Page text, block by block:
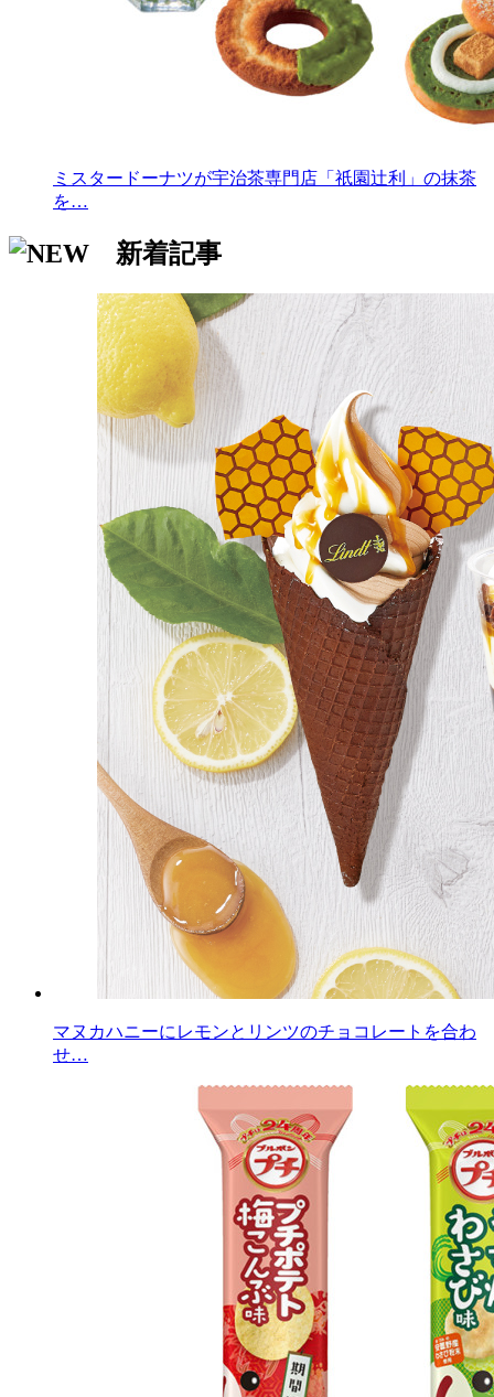
ミスタードーナツが宇治茶専門店「祇園辻利」の抹茶
を…
マヌカハニーにレモンとリンツのチョコレートを合わ
せ…